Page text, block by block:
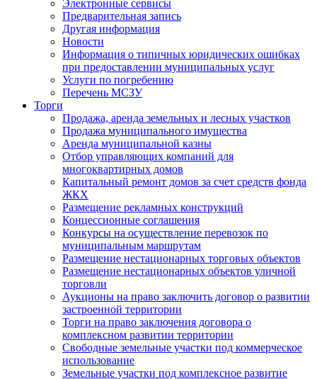
Электронные сервисы
Предварительная запись
Другая информация
Новости
Информация о типичных юридических ошибках
при предоставлении муниципальных услуг
Услуги по погребению
Перечень МСЗУ
Торги
Продажа, аренда земельных и лесных участков
Продажа муниципального имущества
Аренда муниципальной казны
Отбор управляющих компаний для
многоквартирных домов
Капитальный ремонт домов за счет средств фонда
ЖКХ
Размещение рекламных конструкций
Концессионные соглашения
Конкурсы на осуществление перевозок по
муниципальным маршрутам
Размещение нестационарных торговых объектов
Размещение нестационарных объектов уличной
торговли
Аукционы на право заключить договор о развитии
застроенной территории
Торги на право заключения договора о
комплексном развитии территории
Свободные земельные участки под коммерческое
использование
Земельные участки под комплексное развитие